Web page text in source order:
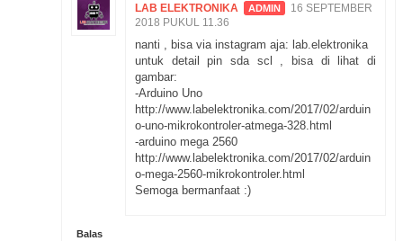
LAB ELEKTRONIKA
16 SEPTEMBER
2018 PUKUL 11.36
nanti , bisa via instagram aja: lab.elektronika
untuk detail pin sda scl , bisa di lihat di
gambar:
-Arduino Uno
http://www.labelektronika.com/2017/02/arduin
o-uno-mikrokontroler-atmega-328.html
-arduino mega 2560
http://www.labelektronika.com/2017/02/arduin
o-mega-2560-mikrokontroler.html
Semoga bermanfaat :)
Balas